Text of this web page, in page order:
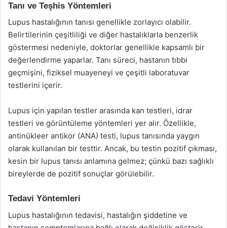
Tanı ve Teşhis Yöntemleri
Lupus hastalığının tanısı genellikle zorlayıcı olabilir.
Belirtilerinin çeşitliliği ve diğer hastalıklarla benzerlik
göstermesi nedeniyle, doktorlar genellikle kapsamlı bir
değerlendirme yaparlar. Tanı süreci, hastanın tıbbi
geçmişini, fiziksel muayeneyi ve çeşitli laboratuvar
testlerini içerir.
Lupus için yapılan testler arasında kan testleri, idrar
testleri ve görüntüleme yöntemleri yer alır. Özellikle,
antinükleer antikor (ANA) testi, lupus tanısında yaygın
olarak kullanılan bir testtir. Ancak, bu testin pozitif çıkması,
kesin bir lupus tanısı anlamına gelmez; çünkü bazı sağlıklı
bireylerde de pozitif sonuçlar görülebilir.
Tedavi Yöntemleri
Lupus hastalığının tedavisi, hastalığın şiddetine ve